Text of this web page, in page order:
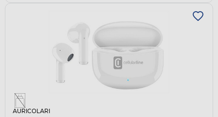
AURICOLARI